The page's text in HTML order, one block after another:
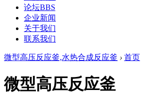
论坛BBS
企业新闻
关于我们
联系我们
微型高压反应釜,水热合成反应釜 › 首页
微型高压反应釜